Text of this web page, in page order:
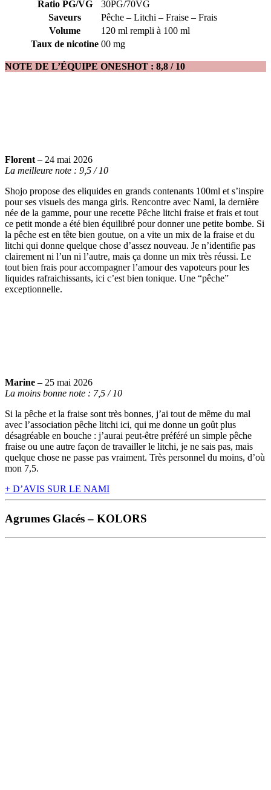
Ratio PG/VG
30PG/70VG
Saveurs
Pêche – Litchi – Fraise – Frais
Volume
120 ml rempli à 100 ml
Taux de nicotine 00 mg
NOTE DE L’ÉQUIPE ONESHOT : 8,8 / 10
Florent – 24 mai 2026
La meilleure note : 9,5 / 10
Shojo propose des eliquides en grands contenants 100ml et s’inspire
pour ses visuels des manga girls. Rencontre avec Nami, la dernière
née de la gamme, pour une recette Pêche litchi fraise et frais et tout
ce petit monde a été bien équilibré pour donner une petite bombe. Si
la pêche est en tête bien goutue, on a vite un mix de la fraise et du
litchi qui donne quelque chose d’assez nouveau. Je n’identifie pas
clairement ni l’un ni l’autre, mais ça donne un mix très réussi. Le
tout bien frais pour accompagner l’amour des vapoteurs pour les
liquides rafraichissants, ici c’est bien tonique. Une “pêche”
exceptionnelle.
Marine – 25 mai 2026
La moins bonne note : 7,5 / 10
Si la pêche et la fraise sont très bonnes, j’ai tout de même du mal
avec l’association pêche litchi ici, qui me donne un goût plus
désagréable en bouche : j’aurai peut-être préféré un simple pêche
fraise ou une autre façon de travailler le litchi, je ne sais pas, mais
quelque chose ne passe pas vraiment. Très personnel du moins, d’où
mon 7,5.
+ D’AVIS SUR LE NAMI
Agrumes Glacés – KOLORS